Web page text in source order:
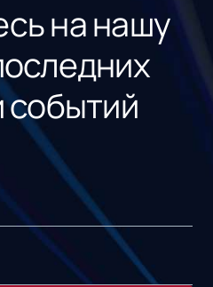
на нашу
событий